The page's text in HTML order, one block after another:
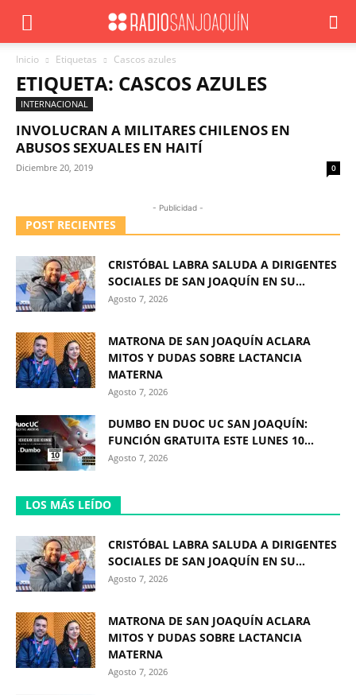
Inicio Etiquetas Cascos azules
ETIQUETA: CASCOS AZULES
INTERNACIONAL
INVOLUCRAN A MILITARES CHILENOS EN
ABUSOS SEXUALES EN HAITÍ
Diciembre 20, 2019 0
- Publicidad -
POST RECIENTES
CRISTÓBAL LABRA SALUDA A DIRIGENTES
SOCIALES DE SAN JOAQUÍN EN SU...
Agosto 7, 2026
MATRONA DE SAN JOAQUÍN ACLARA
MITOS Y DUDAS SOBRE LACTANCIA
MATERNA
Agosto 7, 2026
DUMBO EN DUOC UC SAN JOAQUÍN:
FUNCIÓN GRATUITA ESTE LUNES 10...
Agosto 7, 2026
LOS MÁS LEÍDO
CRISTÓBAL LABRA SALUDA A DIRIGENTES
SOCIALES DE SAN JOAQUÍN EN SU...
Agosto 7, 2026
MATRONA DE SAN JOAQUÍN ACLARA
MITOS Y DUDAS SOBRE LACTANCIA
MATERNA
Agosto 7, 2026